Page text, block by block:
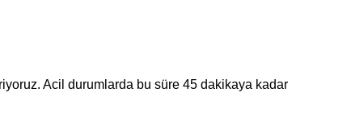
Acil durumlarda bu süre 45 dakikaya kadar